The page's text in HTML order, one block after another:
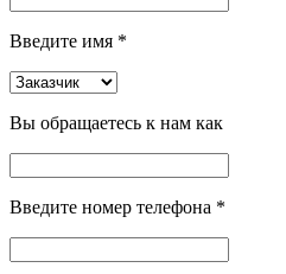
Введите имя *
Вы обращаетесь к нам как
Введите номер телефона *